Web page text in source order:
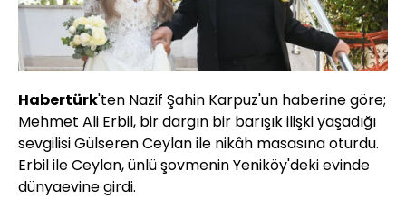
Habertürk'ten Nazif Şahin Karpuz'un haberine göre;
Mehmet Ali Erbil, bir dargın bir barışık ilişki yaşadığı
sevgilisi Gülseren Ceylan ile nikâh masasına oturdu.
Erbil ile Ceylan, ünlü şovmenin Yeniköy'deki evinde
dünyaevine girdi.